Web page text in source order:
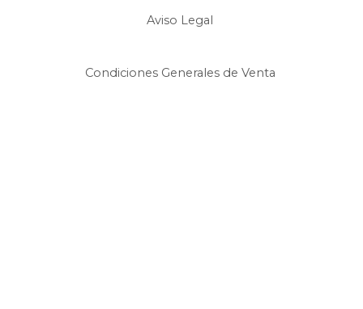
Aviso Legal
Condiciones Generales de Venta